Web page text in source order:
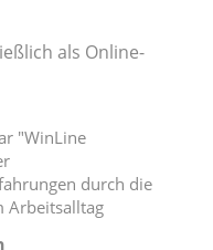
als Online-
"WinLine
durch die
Arbeitsalltag